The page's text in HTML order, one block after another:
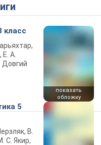
класс
А.
Довгий
показать
обложку
5
В.
С. Якир,